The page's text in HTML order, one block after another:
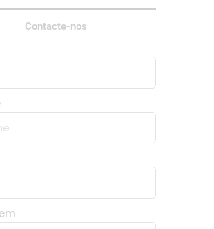
Contacte-nos